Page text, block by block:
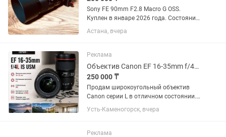
Sony FE 90mm F2.8 Macro G OSS.
Куплен в январе 2026 года. Состояние
практически нового, без царапин и
потертостей. Полный комплект:
задняя крышки. Использовался...
Астана, вчера
Реклама
Объектив Canon EF 16-35mm f/4L IS USM
250 000 ₸
Продам широкоугольный объектив
Canon серии L в отличном состоянии.
Canon EF 16-35mm f/4L IS USM.
Отличное состояние, стекла чистые,
стабилизация работают идеально....
Усть-Каменогорск, вчера
Реклама